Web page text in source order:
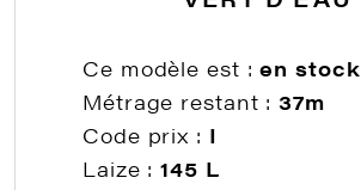
Ce modèle est :en stock
Métrage restant :37m
Code prix : I
Laize :145 L